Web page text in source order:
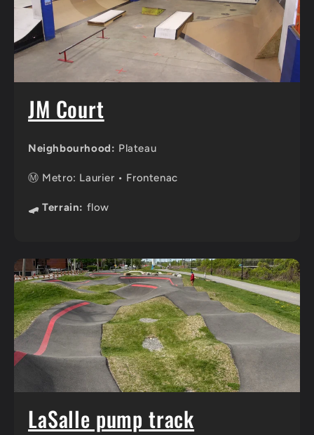
JM Court
Neighbourhood: Plateau
Ⓜ️ Metro: Laurier • Frontenac
🛹 Terrain: flow
LaSalle pump track